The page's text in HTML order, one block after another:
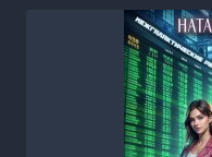
ЗАПРЕТНАЯ
ПАРА,
НАТАЛЬЯ
БУЛАНОВА